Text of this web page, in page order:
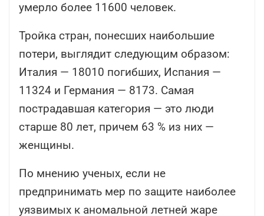
умерло более 11600 человек.
Тройка стран, понесших наибольшие
потери, выглядит следующим образом:
Италия — 18010 погибших, Испания —
11324 и Германия — 8173. Самая
пострадавшая категория — это люди
старше 80 лет, причем 63 % из них —
женщины.
По мнению ученых, если не
предпринимать мер по защите наиболее
уязвимых к аномальной летней жаре